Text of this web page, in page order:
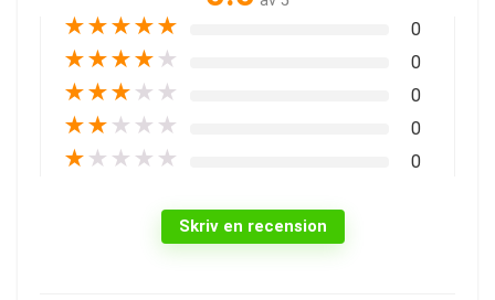
★★★★★ 0
★★★★ ★ 0
★★★ ★ ★ 0
★★ ★ ★ ★ 0
★ ★ ★ ★ ★ 0
Skriv en recension